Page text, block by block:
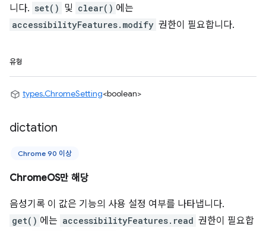
니다. set() 및 clear() 에는
accessibilityFeatures.modify 권한이 필요합니다.
유형
types.ChromeSetting<boolean>
dictation
Chrome 90 이상
ChromeOS만 해당
음성기록 이 값은 기능의 사용 설정 여부를 나타냅니다.
get() 에는 accessibilityFeatures.read 권한이 필요합